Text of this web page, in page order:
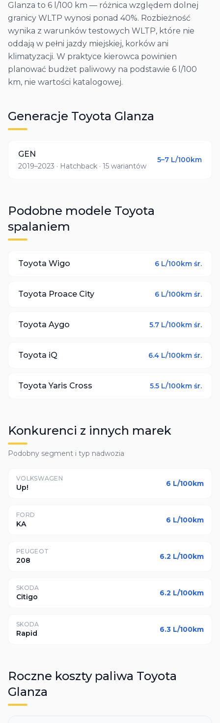
Glanza to 6 l/100 km — różnica względem dolnej
granicy WLTP wynosi ponad 40%. Rozbieżność
wynika z warunków testowych WLTP, które nie
oddają w pełni jazdy miejskiej, korków ani
klimatyzacji. W praktyce kierowca powinien
planować budżet paliwowy na podstawie 6 l/100
km, nie wartości katalogowej.
Generacje Toyota Glanza
GEN
2019–2023 · Hatchback · 15 wariantów
5–7 L/100km
Podobne modele Toyota
spalaniem
Toyota Wigo 6 L/100km śr.
Toyota Proace City 6 L/100km śr.
Toyota Aygo 5.7 L/100km śr.
Toyota iQ 6.4 L/100km śr.
Toyota Yaris Cross 5.5 L/100km śr.
Konkurenci z innych marek
Podobny segment i typ nadwozia
VOLKSWAGEN
Up! 6 L/100km
FORD
KA 6 L/100km
PEUGEOT
208 6.2 L/100km
SKODA
Citigo 6.2 L/100km
SKODA
Rapid 6.3 L/100km
Roczne koszty paliwa Toyota
Glanza